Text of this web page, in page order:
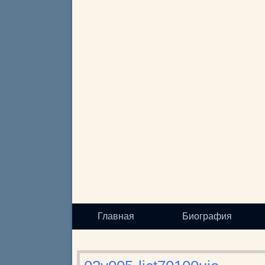
Главная Биография